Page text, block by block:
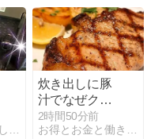
「あなたに相応しくない服と人生は捨てておしまいなさい！」
炊き出しに豚
汁でなぜクレ
ーム？？？
2時間50分前
お得とお金と働き方と株投資お金持ちになる方法